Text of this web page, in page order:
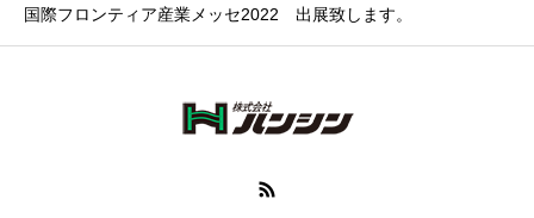
国際フロンティア産業メッセ2022 出展致します。